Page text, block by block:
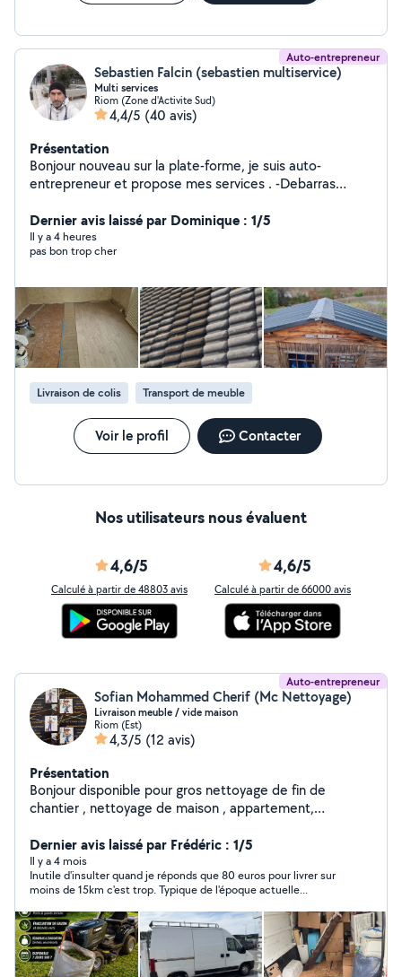
Auto-entrepreneur
Sebastien Falcin (sebastien multiservice)
Multi services
Riom (Zone d'Activite Sud)
4,4/5 (40 avis)
Présentation
Bonjour nouveau sur la plate-forme, je suis auto-
entrepreneur et propose mes services . -Debarras
pelouse débroussaillage Pose de parquet flottant , lino
Peinture intérieure et extérieur, décollage de papiers
peint Petit dépannage de plomberie Montage de
Dernier avis laissé par Dominique : 1/5
Il y a 4 heures
pas bon trop cher
Livraison de colis Transport de meuble
Voir le profil Contacter
Nos utilisateurs nous évaluent
4,6/5
Calculé à partir de 48803 avis
4,6/5
Calculé à partir de 66000 avis
Auto-entrepreneur
Sofian Mohammed Cherif (Mc Nettoyage)
Livraison meuble / vide maison
Riom (Est)
4,3/5 (12 avis)
Présentation
Bonjour disponible pour gros nettoyage de fin de
chantier , nettoyage de maison , appartement,
ect..débarrasser gravat , vide maison , déménagement
ect ... Et je fait également peinture , tonte gazon et
multiservices...
Dernier avis laissé par Frédéric : 1/5
Il y a 4 mois
Inutile d'insulter quand je réponds que 80 euros pour livrer sur
moins de 15km c'est trop. Typique de l'époque actuelle...